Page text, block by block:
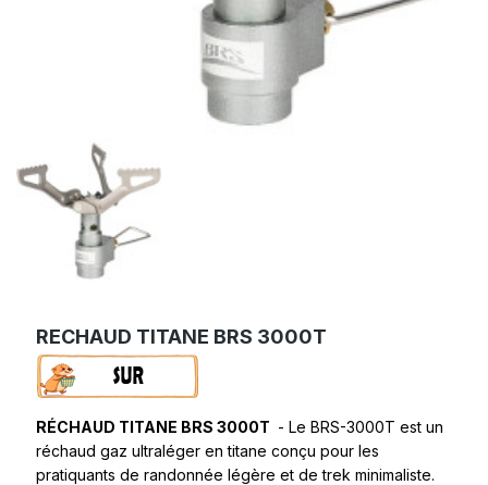
RECHAUD TITANE BRS 3000T
RÉCHAUD TITANE BRS 3000T - Le BRS-3000T est un
réchaud gaz ultraléger en titane conçu pour les
pratiquants de randonnée légère et de trek minimaliste.